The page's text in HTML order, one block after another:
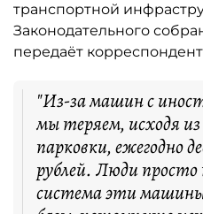
транспортной
Законодательного
передаёт
"Из-за машин с
мы теряем, исходя
парковки, ежегодно
рублей. Люди
система эти